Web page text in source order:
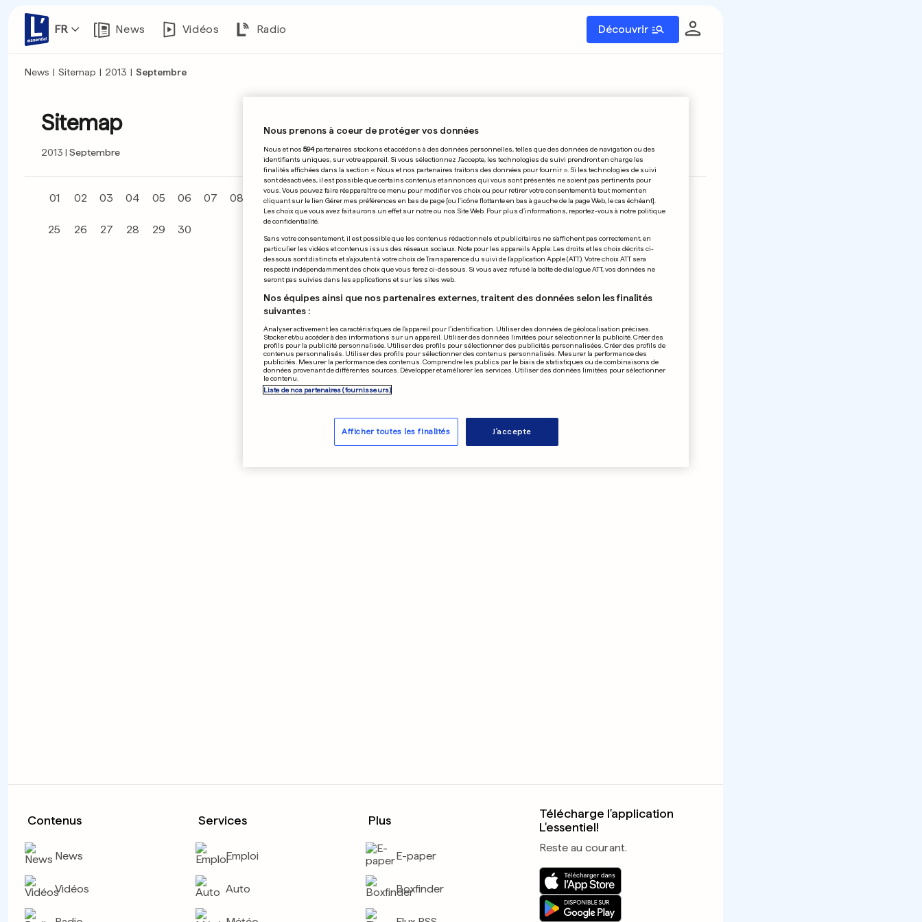
FR News Vidéos Radio Découvrir
News | Sitemap | 2013 | Septembre
Sitemap
2013 Septembre Réinitialiser
01 02 03 04 05 06 07 08 09 10 11 12 13 14 15 16 17 18 19 20 21 22 23 24
25 26 27 28 29 30
Contenus
News
Vidéos
Services
Emploi
Auto
Plus
E-paper
Boxfinder
Télécharge l'application
L'essentiel!
Reste au courant.
Nous prenons à coeur de protéger vos données
Nous et nos 594partenaires stockons et accédons à des données personnelles, telles que des données de navigation ou des
identifiants uniques, sur votre appareil. Si vous sélectionnez J'accepte, les technologies de suivi prendront en charge les
finalités affichées dans la section « Nous et nos partenaires traitons des données pour fournir ». Si les technologies de suivi
sont désactivées, il est possible que certains contenus et annonces qui vous sont présentés ne soient pas pertinents pour
vous. Vous pouvez faire réapparaître ce menu pour modifier vos choix ou pour retirer votre consentement à tout moment en
cliquant sur le lien Gérer mes préférences en bas de page [ou l'icône flottante en bas à gauche de la page Web, le cas échéant].
Les choix que vous avez fait aurons un effet sur notre ou nos Site Web. Pour plus d’informations, reportez-vous à notre politique
de confidentialité.
Sans votre consentement, il est possible que les contenus rédactionnels et publicitaires ne s'affichent pas correctement, en
particulier les vidéos et contenus issus des réseaux sociaux. Note pour les appareils Apple: Les droits et les choix décrits ci-
dessous sont distincts et s'ajoutent à votre choix de Transparence du suivi de l'application Apple (ATT). Votre choix ATT sera
respecté indépendamment des choix que vous ferez ci-dessous. Si vous avez refusé la boîte de dialogue ATT, vos données ne
seront pas suivies dans les applications et sur les sites web.
Nos équipes ainsi que nos partenaires externes, traitent des données selon les finalités
suivantes :
Analyser activement les caractéristiques de l’appareil pour l’identification. Utiliser des données de géolocalisation précises.
Stocker et/ou accéder à des informations sur un appareil. Utiliser des données limitées pour sélectionner la publicité. Créer des
profils pour la publicité personnalisée. Utiliser des profils pour sélectionner des publicités personnalisées. Créer des profils de
contenus personnalisés. Utiliser des profils pour sélectionner des contenus personnalisés. Mesurer la performance des
publicités. Mesurer la performance des contenus. Comprendre les publics par le biais de statistiques ou de combinaisons de
données provenant de différentes sources. Développer et améliorer les services. Utiliser des données limitées pour sélectionner
le contenu.
Liste de nos partenaires (fournisseurs)
Afficher toutes les finalités J'accepte